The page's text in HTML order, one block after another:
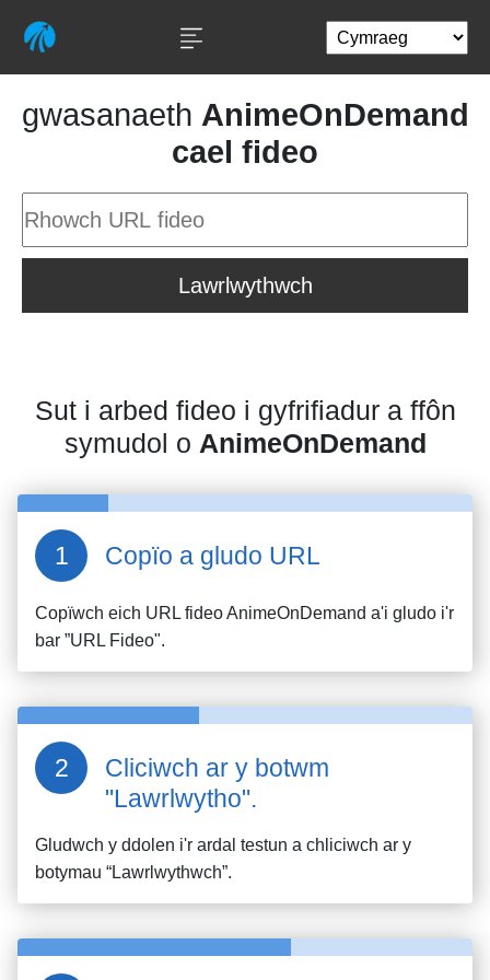
gwasanaeth AnimeOnDemand
cael fideo
Lawrlwythwch
Sut i arbed fideo i gyfrifiadur a ffôn
symudol o AnimeOnDemand
Copïo a gludo URL
Copïwch eich URL fideoAnimeOnDemand a'i gludo i'r
bar ”URL Fideo".
Cliciwch ar y botwm
"Lawrlwytho".
Gludwch y ddolen i'r ardal testun a chliciwch ar y
botymau “Lawrlwythwch”.